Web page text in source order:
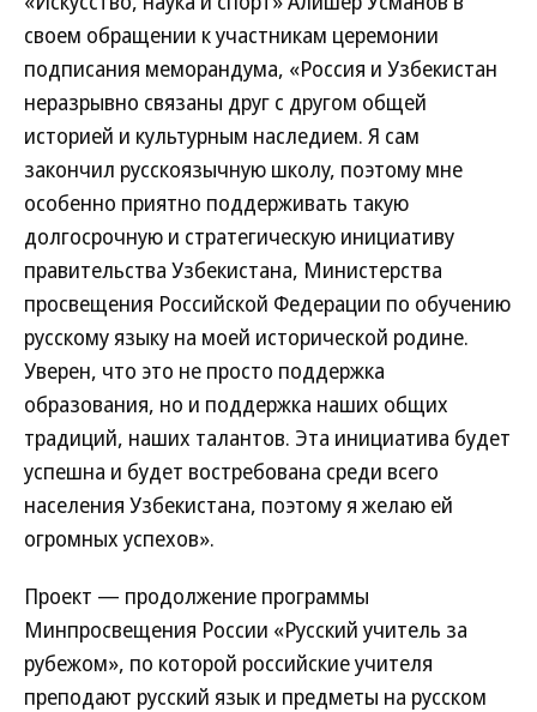
своем обращении к участникам церемонии
подписания меморандума, «Россия и Узбекистан
неразрывно связаны друг с другом общей
историей и культурным наследием. Я сам
закончил русскоязычную школу, поэтому мне
особенно приятно поддерживать такую
долгосрочную и стратегическую инициативу
правительства Узбекистана, Министерства
просвещения Российской Федерации по обучению
русскому языку на моей исторической родине.
Уверен, что это не просто поддержка
образования, но и поддержка наших общих
традиций, наших талантов. Эта инициатива будет
успешна и будет востребована среди всего
населения Узбекистана, поэтому я желаю ей
огромных успехов».
Проект — продолжение программы
Минпросвещения России «Русский учитель за
рубежом», по которой российские учителя
преподают русский язык и предметы на русском